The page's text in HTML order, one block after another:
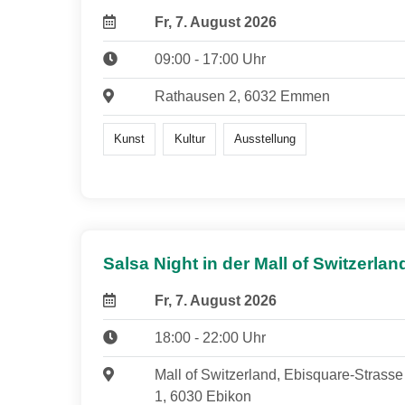
Fr, 7. August 2026
09:00 - 17:00 Uhr
Rathausen 2, 6032 Emmen
Kunst Kultur Ausstellung
Salsa Night in der Mall of
Fr, 7. August 2026
18:00 - 22:00 Uhr
Mall of Switzerland, Ebisquare-Strasse
1, 6030 Ebikon